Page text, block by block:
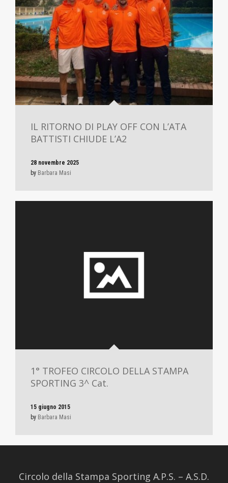
IL RITORNO DI PLAY OFF CON L’ATA
BATTISTI CHIUDE L’A2
28 novembre 2025
by Barbara Masi
1° TROFEO CIRCOLO DELLA STAMPA
SPORTING 3^ Cat.
15 giugno 2015
by Barbara Masi
Circolo della Stampa Sporting A.P.S. – A.S.D.